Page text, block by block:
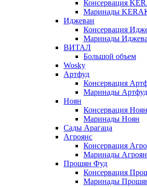
Консервация
Маринады
Иджеван
Консервация
Маринады
ВИТАЛ
Большой объем
Wosky
Артфуд
Консервация
Маринады Артфуд
Ноян
Консервация Ноян
Маринады Ноян
Сады Арагаца
Агроянс
Консервация
Маринады
Прошян Фуд
Консервация
Маринады